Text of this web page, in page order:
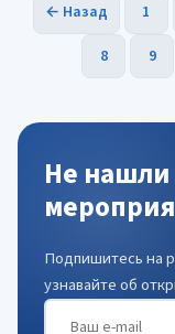
← Назад 1
8
9
Не
Подпишитесь на
узнавайте об